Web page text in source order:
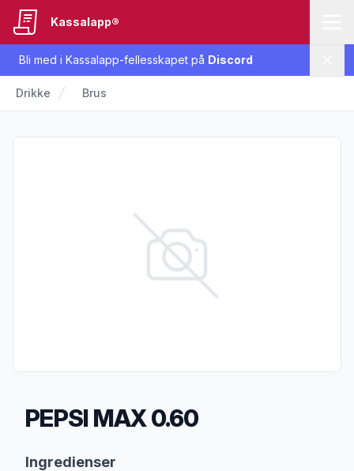
Bli med i Kassalapp-fellesskapet på Discord
Kassalapp®
Drikke Brus
PEPSI MAX 0.60
Ingredienser